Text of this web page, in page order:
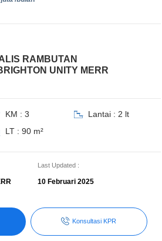
RAMBUTAN
UNITY MERR
KM : 3
Lantai : 2 lt
LT : 90 m²
Last Updated :
10 Februari 2025
Konsultasi KPR